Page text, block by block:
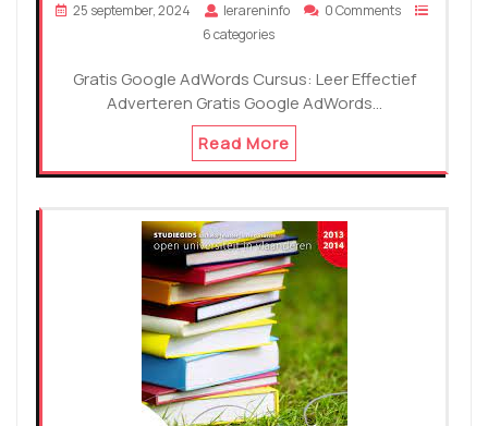
25 september, 2024 lerareninfo
0 Comments
6 categories
Gratis Google AdWords Cursus: Leer Effectief
Adverteren Gratis Google AdWords…
Read More